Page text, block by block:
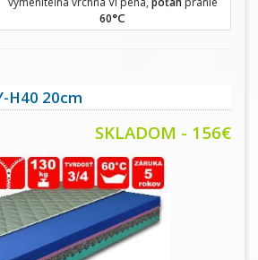
60°C
H40 20cm
SKLADOM - 156€